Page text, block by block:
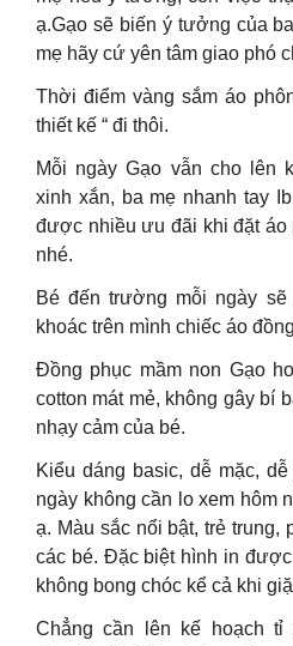
ạ.Gạo sẽ biến ý tưởng của
mẹ hãy cứ yên tâm giao phó
Thời điểm vàng sắm áo
thiết kế “ đi thôi.
Mỗi ngày Gạo vẫn cho lên
xinh xắn, ba mẹ nhanh tay
được nhiều ưu đãi khi đặt áo
nhé.
Bé đến trường mỗi ngày
khoác trên mình chiếc áo
Đồng phục mầm non Gạo
cotton mát mẻ, không gây bí
nhạy cảm của bé.
Kiểu dáng basic, dễ mặc,
ngày không cần lo xem hôm
ạ. Màu sắc nổi bật, trẻ
các bé. Đặc biệt hình in
không bong chóc kể cả khi
Chẳng cần lên kế hoạch tỉ